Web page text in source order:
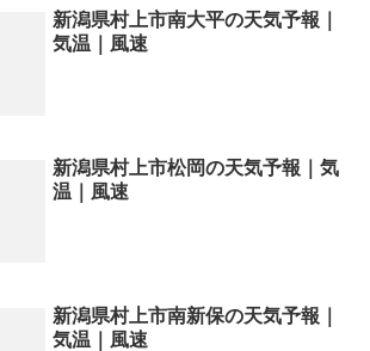
新潟県村上市南大平の天気予報｜
気温｜風速
新潟県村上市松岡の天気予報｜気
温｜風速
新潟県村上市南新保の天気予報｜
気温｜風速